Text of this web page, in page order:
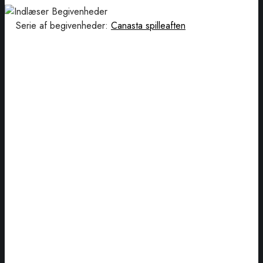
Serie af begivenheder: Canasta spilleaften